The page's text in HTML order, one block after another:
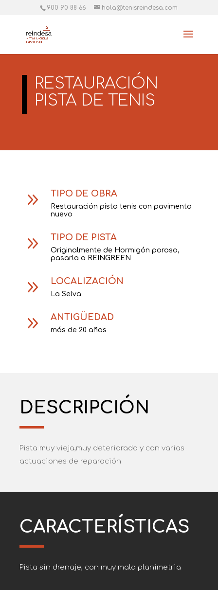
900 90 88 66 hola@tenisreindesa.com
RESTAURACIÓN
PISTA DE TENIS
9 TIPO DE OBRA
Restauración pista tenis con pavimento
nuevo
9 TIPO DE PISTA
Originalmente de Hormigón poroso,
pasarla a REINGREEN
9 LOCALIZACIÓN
La Selva
9 ANTIGÜEDAD
más de 20 años
DESCRIPCIÓN
Pista muy vieja,muy deteriorada y con varias
actuaciones de reparación
CARACTERÍSTICAS
Pista sin drenaje, con muy mala planimetria